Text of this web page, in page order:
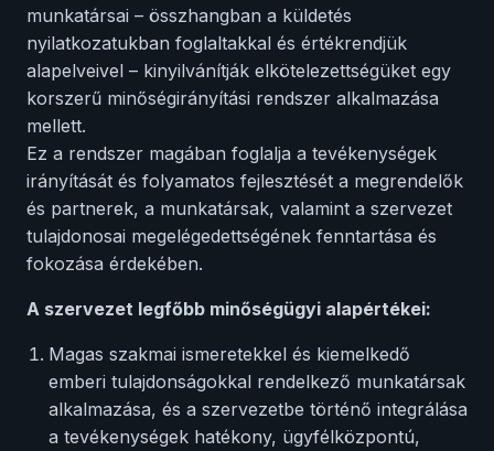
munkatársai – összhangban a küldetés
nyilatkozatukban foglaltakkal és értékrendjük
alapelveivel – kinyilvánítják elkötelezettségüket egy
korszerű minőségirányítási rendszer alkalmazása
mellett.
Ez a rendszer magában foglalja a tevékenységek
irányítását és folyamatos fejlesztését a megrendelők
és partnerek, a munkatársak, valamint a szervezet
tulajdonosai megelégedettségének fenntartása és
fokozása érdekében.
A szervezet legfőbb minőségügyi alapértékei:
Magas szakmai ismeretekkel és kiemelkedő
emberi tulajdonságokkal rendelkező munkatársak
alkalmazása, és a szervezetbe történő integrálása
a tevékenységek hatékony, ügyfélközpontú,